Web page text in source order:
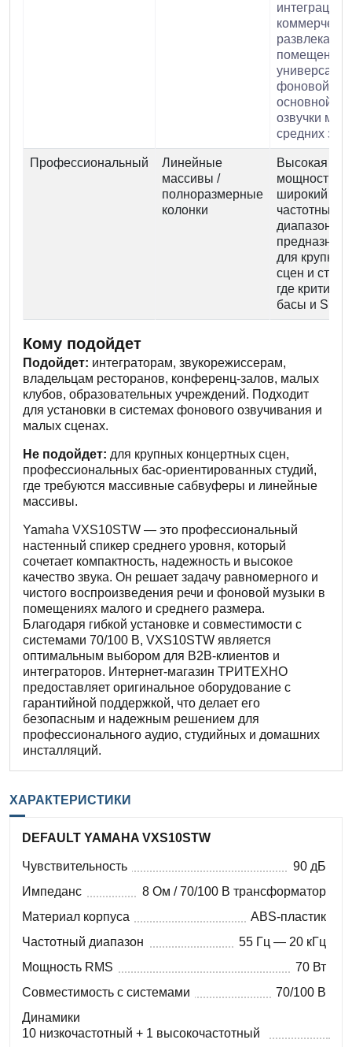
интеграции
помещения,
фоновой и
основной
озвучки
средних
Профессиональный
Линейные
массивы /
полноразмерные
колонки
Высокая
мощность,
широкий
частотный
диапазон,
для крупных
сцен и
где критичны
басы и SPL.
Кому подойдет
Подойдет: интеграторам, звукорежиссерам,
владельцам ресторанов, конференц-залов, малых
клубов, образовательных учреждений. Подходит
для установки в системах фонового озвучивания и
малых сценах.
Не подойдет: для крупных концертных сцен,
профессиональных бас-ориентированных студий,
где требуются массивные сабвуферы и линейные
массивы.
Yamaha VXS10STW — это профессиональный
настенный спикер среднего уровня, который
сочетает компактность, надежность и высокое
качество звука. Он решает задачу равномерного и
чистого воспроизведения речи и фоновой музыки в
помещениях малого и среднего размера.
Благодаря гибкой установке и совместимости с
системами 70/100 В, VXS10STW является
оптимальным выбором для B2B-клиентов и
интеграторов. Интернет-магазин ТРИТЕХНО
предоставляет оригинальное оборудование с
гарантийной поддержкой, что делает его
безопасным и надежным решением для
профессионального аудио, студийных и домашних
инсталляций.
ХАРАКТЕРИСТИКИ
DEFAULT YAMAHA VXS10STW
Чувствительность
90 дБ
Импеданс
8 Ом / 70/100 В трансформатор
Материал корпуса
ABS-пластик
Частотный диапазон
55 Гц — 20 кГц
Мощность RMS
70 Вт
Совместимость с системами
70/100 В
Динамики
10 низкочастотный + 1 высокочастотный